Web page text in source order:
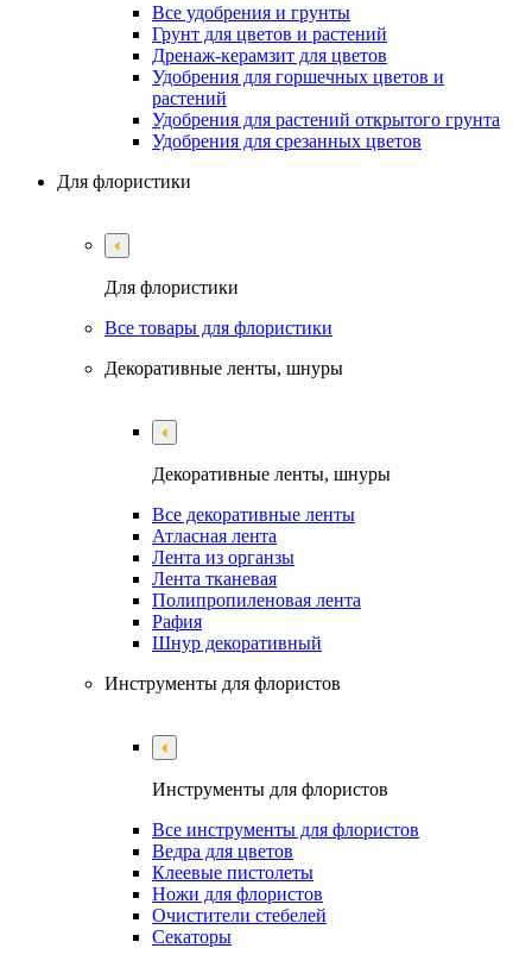
Все удобрения и грунты
Грунт для цветов и растений
Дренаж-керамзит для цветов
Удобрения для горшечных цветов и
растений
Удобрения для растений открытого грунта
Удобрения для срезанных цветов
Для флористики
Для флористики
Все товары для флористики
Декоративные ленты, шнуры
Декоративные ленты, шнуры
Все декоративные ленты
Атласная лента
Лента из органзы
Лента тканевая
Полипропиленовая лента
Рафия
Шнур декоративный
Инструменты для флористов
Инструменты для флористов
Все инструменты для флористов
Ведра для цветов
Клеевые пистолеты
Ножи для флористов
Очистители стебелей
Секаторы